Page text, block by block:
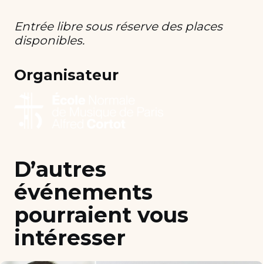
Entrée libre sous réserve des places
disponibles.
Organisateur
D’autres
événements
pourraient vous
intéresser